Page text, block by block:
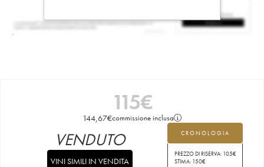
115€
144,67€commissione inclusa
CRONOLOGIA
PREZZO DI RISERVA: 105€
STIMA: 150€
VENDUTO
VINI SIMILI IN VENDITA